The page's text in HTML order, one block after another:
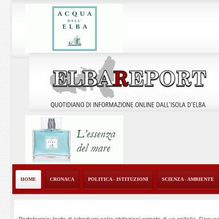
HOME CRONACA POLITICA - ISTITUZIONI SCIENZA - AMBIENTE